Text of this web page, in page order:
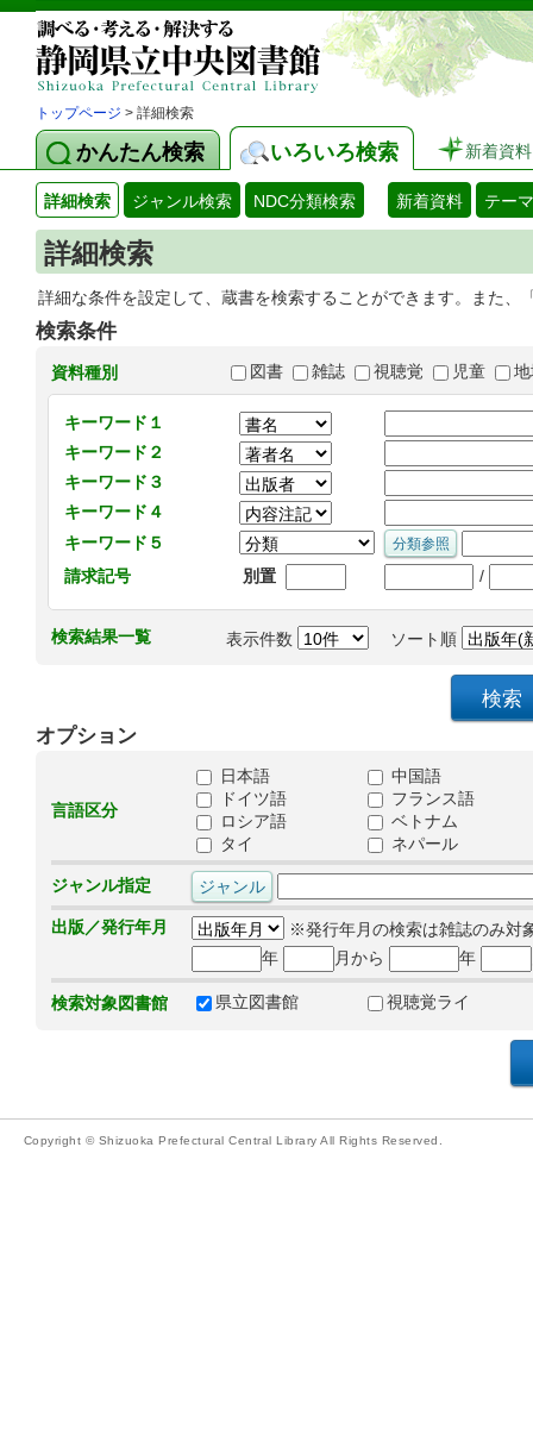
トップページ > 詳細検索
かんたん検索 いろいろ検索 新着資料
詳細検索 ジャンル検索 NDC分類検索 新着資料 テー
詳細検索
詳細な条件を設定して、蔵書を検索することができます。また
検索条件
資料種別 図書 雑誌 視聴覚 児童
キーワード１
キーワード２
キーワード３
キーワード４
キーワード５
請求記号
別置 /
検索結果一覧 表示件数 ソート順
オプション
言語区分
日本語
中国語
ドイツ語
フランス語
ロシア語
ベトナム
タイ
ネパール
ジャンル指定
出版／発行年月
※発行年月の検索は雑誌のみ対
年
月から 年
検索対象図書館 県立図書館 視聴覚ライ
Copyright © Shizuoka Prefectural Central Library All Rights Reserved.